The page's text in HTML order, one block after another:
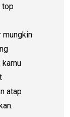
top
mungkin
atap